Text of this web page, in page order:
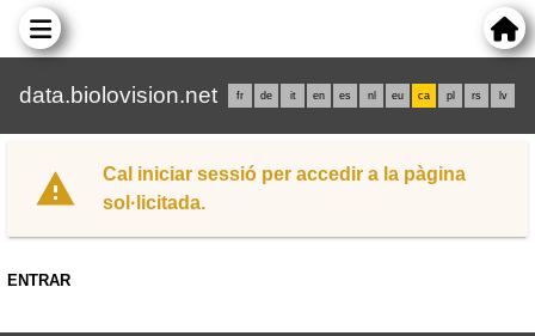
data.biolovision.net fr de it en es nl eu ca pl rs lv
Cal iniciar sessió per accedir a la pàgina
sol·licitada.
ENTRAR